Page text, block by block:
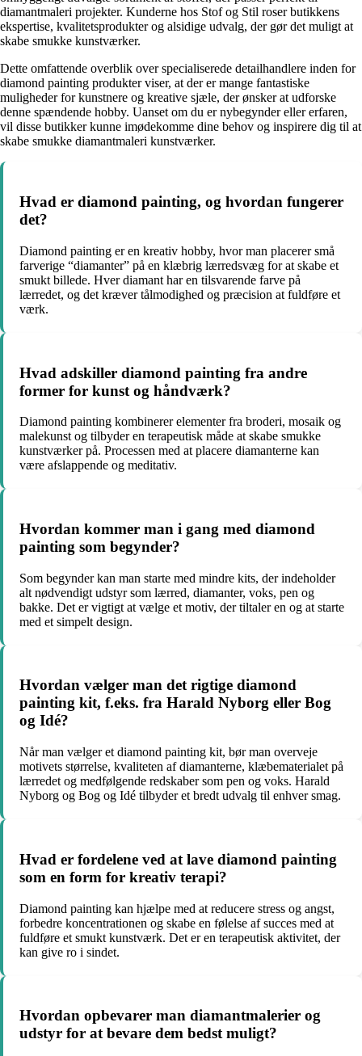
diamantmaleri projekter. Kunderne hos Stof og Stil roser butikkens
ekspertise, kvalitetsprodukter og alsidige udvalg, der gør det muligt at
skabe smukke kunstværker.
Dette omfattende overblik over specialiserede detailhandlere inden for
diamond painting produkter viser, at der er mange fantastiske
muligheder for kunstnere og kreative sjæle, der ønsker at udforske
denne spændende hobby. Uanset om du er nybegynder eller erfaren,
vil disse butikker kunne imødekomme dine behov og inspirere dig til at
skabe smukke diamantmaleri kunstværker.
Hvad er diamond painting, og hvordan fungerer
det?
Diamond painting er en kreativ hobby, hvor man placerer små
farverige “diamanter” på en klæbrig lærredsvæg for at skabe et
smukt billede. Hver diamant har en tilsvarende farve på
lærredet, og det kræver tålmodighed og præcision at fuldføre et
værk.
Hvad adskiller diamond painting fra andre
former for kunst og håndværk?
Diamond painting kombinerer elementer fra broderi, mosaik og
malekunst og tilbyder en terapeutisk måde at skabe smukke
kunstværker på. Processen med at placere diamanterne kan
være afslappende og meditativ.
Hvordan kommer man i gang med diamond
painting som begynder?
Som begynder kan man starte med mindre kits, der indeholder
alt nødvendigt udstyr som lærred, diamanter, voks, pen og
bakke. Det er vigtigt at vælge et motiv, der tiltaler en og at starte
med et simpelt design.
Hvordan vælger man det rigtige diamond
painting kit, f.eks. fra Harald Nyborg eller Bog
og Idé?
Når man vælger et diamond painting kit, bør man overveje
motivets størrelse, kvaliteten af diamanterne, klæbematerialet på
lærredet og medfølgende redskaber som pen og voks. Harald
Nyborg og Bog og Idé tilbyder et bredt udvalg til enhver smag.
Hvad er fordelene ved at lave diamond painting
som en form for kreativ terapi?
Diamond painting kan hjælpe med at reducere stress og angst,
forbedre koncentrationen og skabe en følelse af succes med at
fuldføre et smukt kunstværk. Det er en terapeutisk aktivitet, der
kan give ro i sindet.
Hvordan opbevarer man diamantmalerier og
udstyr for at bevare dem bedst muligt?